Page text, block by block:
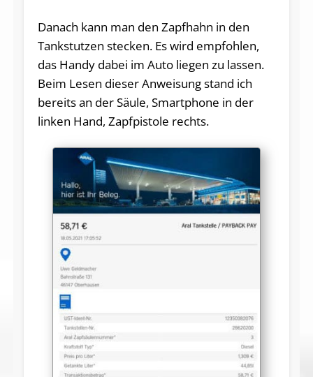
Danach kann man den Zapfhahn in den
Tankstutzen stecken. Es wird empfohlen,
das Handy dabei im Auto liegen zu lassen.
Beim Lesen dieser Anweisung stand ich
bereits an der Säule, Smartphone in der
linken Hand, Zapfpistole rechts.